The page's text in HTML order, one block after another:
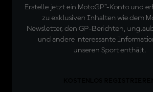
Erstelle jetzt ein MotoGP™-Konto und
zu exklusiven Inhalten wie dem
Newsletter, den GP-Berichten,
und andere interessante
unseren Sport enthält.